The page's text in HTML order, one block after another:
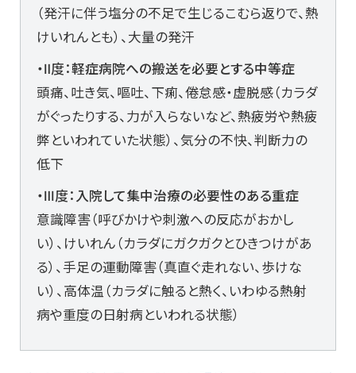
（発汗に伴う塩分の不足で生じるこむら返りで、熱
けいれんとも）、大量の発汗
・Ⅱ度：軽症病院への搬送を必要とする中等症
頭痛、吐き気、嘔吐、下痢、倦怠感・虚脱感（カラダ
がぐったりする、力が入らないなど、熱疲労や熱疲
弊といわれていた状態）、気分の不快、判断力の
低下
・Ⅲ度：入院して集中治療の必要性のある重症
意識障害（呼びかけや刺激への反応がおかし
い）、けいれん（カラダにガクガクとひきつけがあ
る）、手足の運動障害（真直ぐ走れない、歩けな
い）、高体温（カラダに触ると熱く、いわゆる熱射
病や重度の日射病といわれる状態）